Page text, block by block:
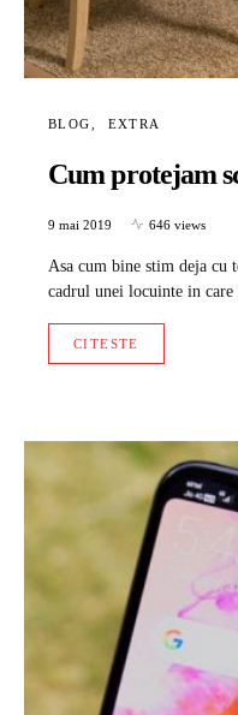
BLOG EXTRA
Cum protejam
9 mai 2019 646 views
Asa cum bine stim deja cu
cadrul unei locuinte in care
CITESTE